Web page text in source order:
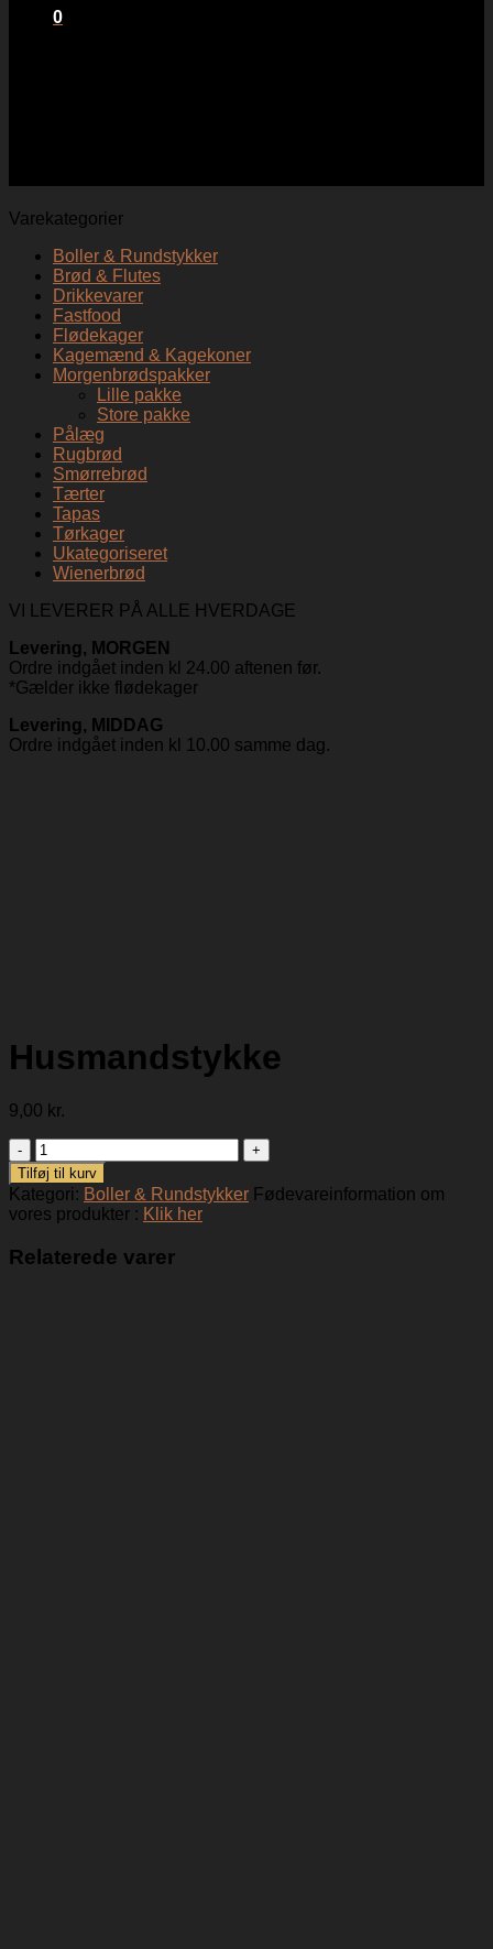
0
Varekategorier
Boller & Rundstykker
Brød & Flutes
Drikkevarer
Fastfood
Flødekager
Kagemænd & Kagekoner
Morgenbrødspakker
Lille pakke
Store pakke
Pålæg
Rugbrød
Smørrebrød
Tærter
Tapas
Tørkager
Ukategoriseret
Wienerbrød
VI LEVERER PÅ ALLE HVERDAGE
Levering, MORGEN
Ordre indgået inden kl 24.00 aftenen før.
*Gælder ikke flødekager
Levering, MIDDAG
Ordre indgået inden kl 10.00 samme dag.
Husmandstykke
9,00 kr.
Husmandstykke
antal
Tilføj til kurv
Kategori: Boller & Rundstykker Fødevareinformation om
vores produkter : Klik her
Relaterede varer